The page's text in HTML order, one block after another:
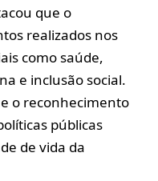
que o
realizados nos
como saúde,
e inclusão social.
o reconhecimento
públicas
de vida da